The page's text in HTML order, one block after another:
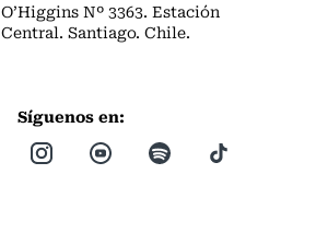
O’Higgins Nº 3363. Estación
Central. Santiago. Chile.
Síguenos en: